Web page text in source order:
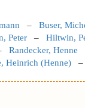
– Buser,
Peter – Hiltwin,
Randecker, Henne
Heinrich (Henne) –